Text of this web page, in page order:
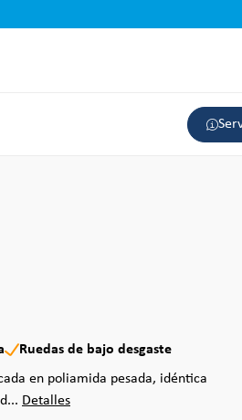
Ruedas de bajo desgaste
en poliamida pesada, idéntica
Detalles